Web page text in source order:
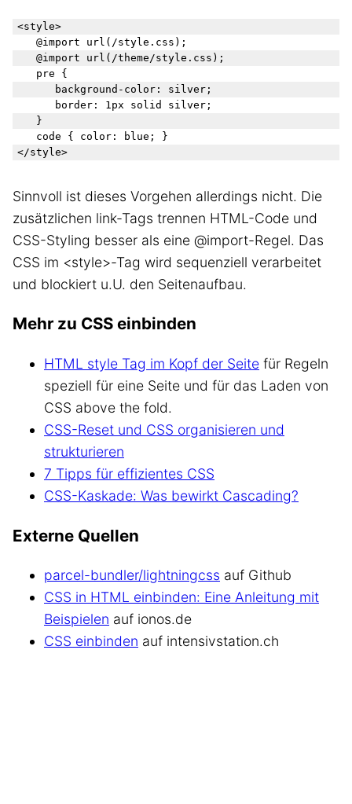
<style>
   @import url(/style.css);
   @import url(/theme/style.css);
   pre {
      background-color: silver;
      border: 1px solid silver;
   }
   code { color: blue; }
Sinnvoll ist dieses Vorgehen allerdings nicht. Die
zusätzlichen link-Tags trennen HTML-Code und
CSS-Styling besser als eine @import-Regel. Das
CSS im <style>-Tag wird sequenziell verarbeitet
und blockiert u.U. den Seitenaufbau.
Mehr zu CSS einbinden
HTML style Tag im Kopf der Seite für Regeln
speziell für eine Seite und für das Laden von
CSS above the fold.
CSS-Reset und CSS organisieren und
strukturieren
7 Tipps für effizientes CSS
CSS-Kaskade: Was bewirkt Cascading?
Externe Quellen
parcel-bundler/lightningcss auf Github
CSS in HTML einbinden: Eine Anleitung mit
Beispielen auf ionos.de
CSS einbinden auf intensivstation.ch